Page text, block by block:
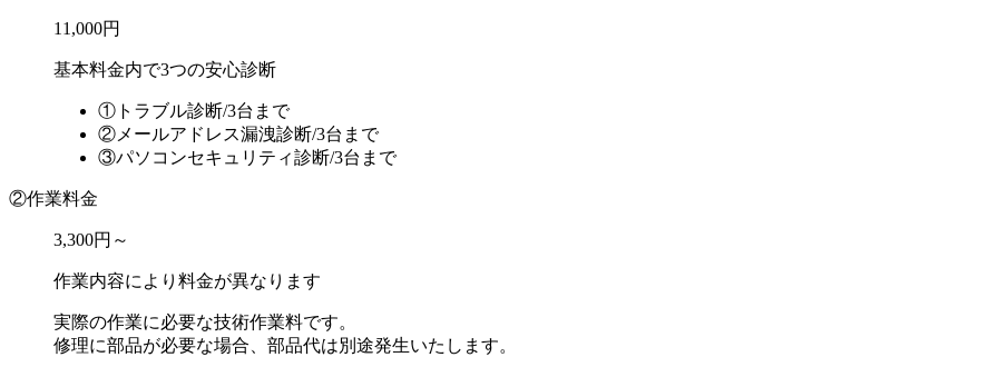
11,000円
基本料金内で3つの安心診断
①トラブル診断/3台まで
②メールアドレス漏洩診断/3台まで
③パソコンセキュリティ診断/3台まで
②作業料金
3,300円～
作業内容により料金が異なります
実際の作業に必要な技術作業料です。
修理に部品が必要な場合、部品代は別途発生いたします。